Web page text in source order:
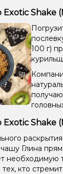
Exotic Shake
100 г)
Exotic Shake
чашу Глина
необходимую
кто